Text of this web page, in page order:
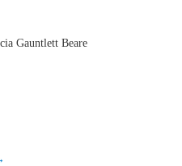
Gauntlett Beare